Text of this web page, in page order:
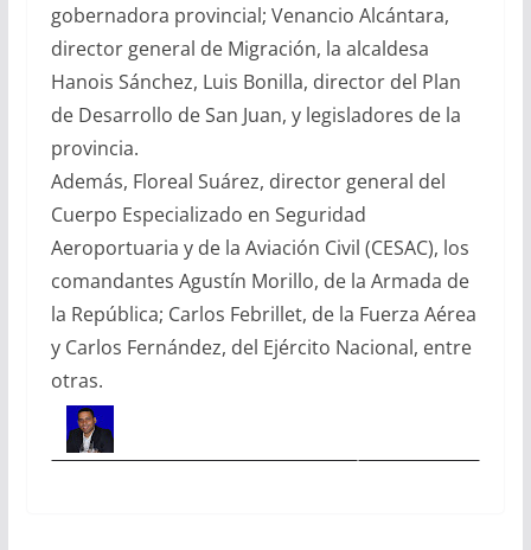
gobernadora provincial; Venancio Alcántara,
director general de Migración, la alcaldesa
Hanois Sánchez, Luis Bonilla, director del Plan
de Desarrollo de San Juan, y legisladores de la
provincia.
Además, Floreal Suárez, director general del
Cuerpo Especializado en Seguridad
Aeroportuaria y de la Aviación Civil (CESAC), los
comandantes Agustín Morillo, de la Armada de
la República; Carlos Febrillet, de la Fuerza Aérea
y Carlos Fernández, del Ejército Nacional, entre
otras.